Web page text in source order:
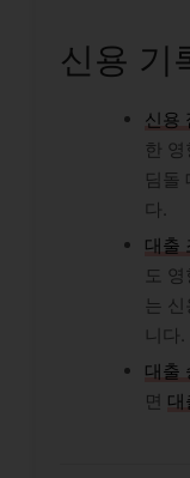
신용 기
신용
한 영
딤돌
다.
대출
도
는
니다.
대출
면 대